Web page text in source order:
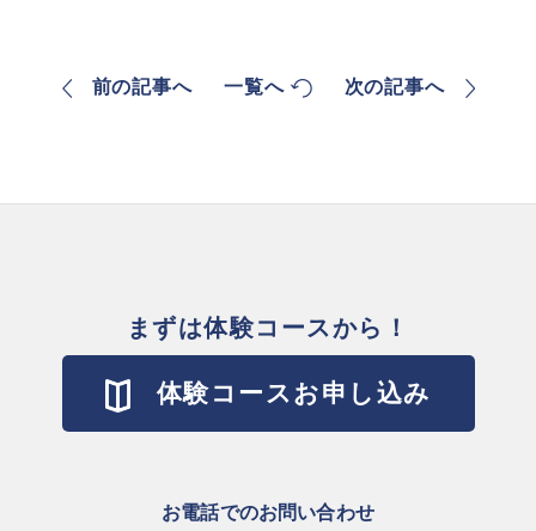
前の記事へ 一覧へ 次の記事へ
まずは体験コースから！
体験コースお申し込み
お電話でのお問い合わせ